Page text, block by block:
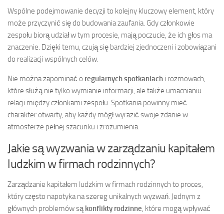
Wspólne podejmowanie decyzji to kolejny kluczowy element, który
może przyczynić się do budowania zaufania. Gdy członkowie
zespołu biorą udział w tym procesie, mają poczucie, że ich głos ma
znaczenie. Dzięki temu, czują się bardziej zjednoczeni i zobowiązani
do realizacji wspólnych celów.
Nie można zapominać o regularnych spotkaniach i rozmowach,
które służą nie tylko wymianie informacji, ale także umacnianiu
relacji między członkami zespołu. Spotkania powinny mieć
charakter otwarty, aby każdy mógł wyrazić swoje zdanie w
atmosferze pełnej szacunku i zrozumienia.
Jakie są wyzwania w zarządzaniu kapitałem
ludzkim w firmach rodzinnych?
Zarządzanie kapitałem ludzkim w firmach rodzinnych to proces,
który często napotyka na szereg unikalnych wyzwań. Jednym z
głównych problemów są konflikty rodzinne, które mogą wpływać